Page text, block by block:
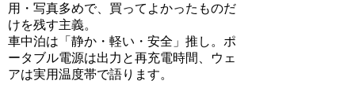
用・写真多めで、買ってよかったものだ
けを残す主義。
車中泊は「静か・軽い・安全」推し。ポ
ータブル電源は出力と再充電時間、ウェ
アは実用温度帯で語ります。